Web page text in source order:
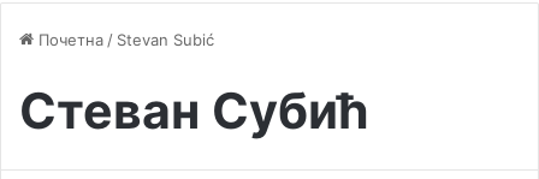
Почетна / Stevan Subić
Стеван Субић